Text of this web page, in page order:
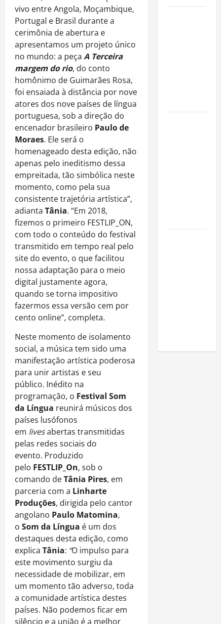
vivo entre Angola, Moçambique,
Portugal e Brasil durante a
cerimônia de abertura e
apresentamos um projeto único
no mundo: a peça A Terceira
margem do rio, do conto
homônimo de Guimarães Rosa,
foi ensaiada à distância por nove
atores dos nove países de língua
portuguesa, sob a direção do
encenador brasileiro Paulo de
Moraes. Ele será o
homenageado desta edição, não
apenas pelo ineditismo dessa
empreitada, tão simbólica neste
momento, como pela sua
consistente trajetória artística”,
adianta Tânia. “Em 2018,
fizemos o primeiro FESTLIP_ON,
com todo o conteúdo do festival
transmitido em tempo real pelo
site do evento, o que facilitou
nossa adaptação para o meio
digital justamente agora,
quando se torna impositivo
fazermos essa versão cem por
cento online”, completa.
Neste momento de isolamento
social, a música tem sido uma
manifestação artística poderosa
para unir artistas e seu
público. Inédito na
programação, o Festival Som
da Língua reunirá músicos dos
países lusófonos
em livesabertas transmitidas
pelas redes sociais do
evento. Produzido
pelo FESTLIP_On, sob o
comando deTânia Pires, em
parceria com a Linharte
Produções, dirigida pelo cantor
angolano Paulo Matomina,
o Som da Língua é um dos
destaques desta edição, como
explica Tânia: “O impulso para
este movimento surgiu da
necessidade de mobilizar, em
um momento tão adverso, toda
a comunidade artística destes
países. Não podemos ficar em
silêncio e a união é a melhor